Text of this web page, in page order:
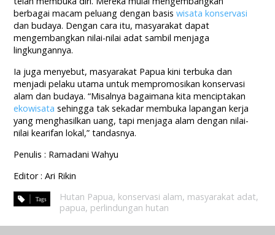
berbagai macam peluang dengan basiswisata konservasi
dan budaya. Dengan cara itu, masyarakat dapat
mengembangkan nilai-nilai adat sambil menjaga
lingkungannya.
Ia juga menyebut, masyarakat Papua kini terbuka dan
menjadi pelaku utama untuk mempromosikan konservasi
alam dan budaya. “Misalnya bagaimana kita menciptakan
ekowisata sehingga tak sekadar membuka lapangan kerja
yang menghasilkan uang, tapi menjaga alam dengan nilai-
nilai kearifan lokal,” tandasnya.
Penulis : Ramadani Wahyu
Editor : Ari Rikin
Hutan Papua, konservasi alam, masyarakat adat,
papua, perlindungan hutan